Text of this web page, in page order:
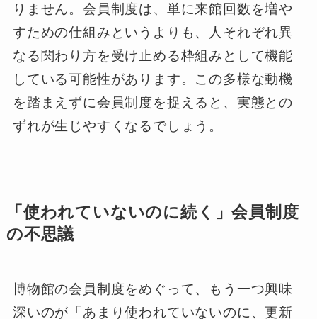
りません。会員制度は、単に来館回数を増や
すための仕組みというよりも、人それぞれ異
なる関わり方を受け止める枠組みとして機能
している可能性があります。この多様な動機
を踏まえずに会員制度を捉えると、実態との
ずれが生じやすくなるでしょう。
「使われていないのに続く」会員制度
の不思議
博物館の会員制度をめぐって、もう一つ興味
深いのが「あまり使われていないのに、更新